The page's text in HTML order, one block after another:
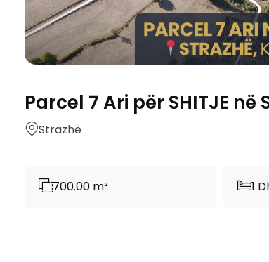
Parcel 7 Ari për SHITJE
Strazhë
700.00 m² 1